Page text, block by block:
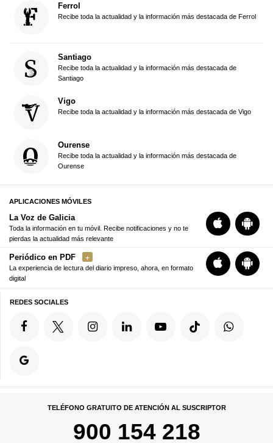
Ferrol
Recibe toda la actualidad y la información más destacada de Ferrol
Santiago
Recibe toda la actualidad y la información más destacada de
Santiago
Vigo
Recibe toda la actualidad y la información más destacada de Vigo
Ourense
Recibe toda la actualidad y la información más destacada de
Ourense
APLICACIONES MÓVILES
La Voz de Galicia
Toda la información en tu móvil. Recibe notificaciones y no te
pierdas la actualidad más relevante
Periódico en PDF
La experiencia de lectura del diario impreso, ahora, en formato
digital
REDES SOCIALES
TELÉFONO GRATUITO DE ATENCIÓN AL SUSCRIPTOR
900 154 218